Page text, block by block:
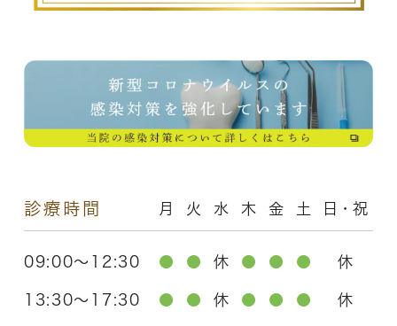
診療時間 月 火 水 木 金 土 日・祝
09:00～12:30 ● ● 休 ● ● ● 休
13:30～17:30 ● ● 休 ● ● ● 休